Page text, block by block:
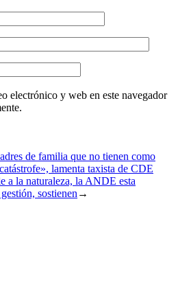
electrónico y web en este navegador
de familia que no tienen como
lamenta taxista de CDE
a la naturaleza, la ANDE esta
sostienen→